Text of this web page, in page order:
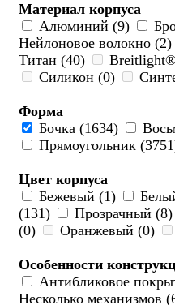
Материал корпуса
Алюминий (9)
Нейлоновое волокно (2)
Титан (40)
Силикон (0)
Форма
Бочка (1634)
Прямоугольник
Цвет корпуса
Бежевый (1)
(131)
Прозрачный (8)
(0)
Оранжевый (0)
Особенности
Антибликовое
Несколько механизмов